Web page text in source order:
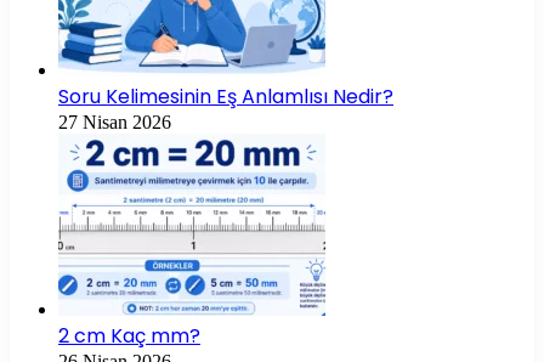
Soru Kelimesinin Eş Anlamlısı Nedir?
27 Nisan 2026
2 cm Kaç mm?